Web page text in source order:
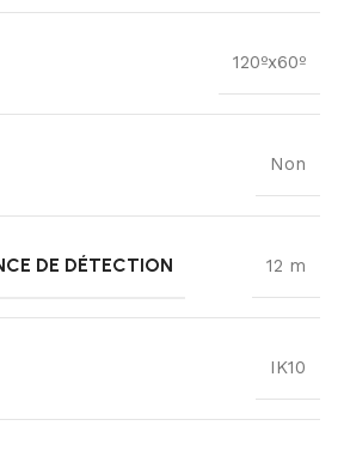
120ºx60º
Non
DE DÉTECTION 12 m
IK10